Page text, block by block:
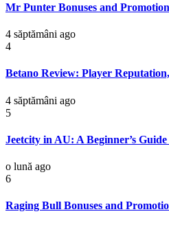
Mr Punter Bonuses and
4 săptămâni ago
4
Betano Review: Player
4 săptămâni ago
5
Jeetcity in AU: A Beginner’s
o lună ago
6
Raging Bull Bonuses and